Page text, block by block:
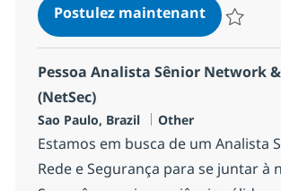
Postulez maintenantBanco de
Pessoa Analista Sênior Network
(NetSec)
Localisation
Sao Paulo, Brazil Catégorie
Other
Estamos em busca de um Analista
Rede e Segurança para se juntar à